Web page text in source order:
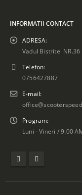
INFORMATII CONTACT
ADRESA:
Vadul Bistritei NR.36
Telefon:
0756427887
E-mail:
Program:
Luni - Vineri / 9:00